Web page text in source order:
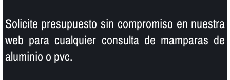
Solicite presupuesto sin compromiso en nuestra
web para cualquier consulta de mamparas de
aluminio o pvc.